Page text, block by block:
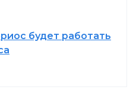
будет работать